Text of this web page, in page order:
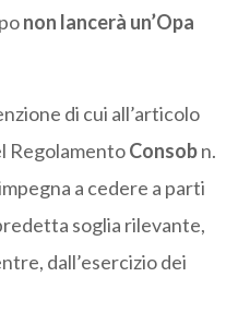
non lancerà un’Opa
di cui all’articolo
RegolamentoConsobn.
a cedere a parti
soglia rilevante,
dall’esercizio dei